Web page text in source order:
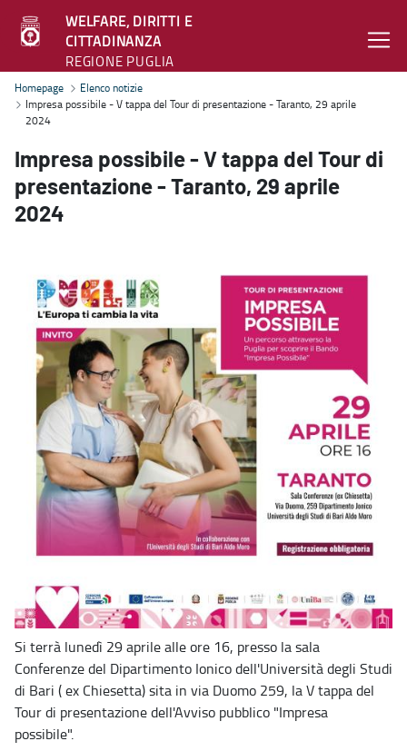
WELFARE, DIRITTI E
CITTADINANZA
REGIONE PUGLIA
Impresa possibile - V tappa del Tour di presentazione - Taranto,
Homepage
Elenco notizie
Impresa possibile - V tappa del Tour di presentazione - Taranto, 29 aprile
2024
Impresa possibile - V tappa del Tour di
presentazione - Taranto, 29 aprile
2024
Si terrà lunedì 29 aprile alle ore 16, presso la sala
Conferenze del Dipartimento Ionico dell'Università degli Studi
di Bari ( ex Chiesetta) sita in via Duomo 259, la V tappa del
Tour di presentazione dell'Avviso pubblico "Impresa
possibile".